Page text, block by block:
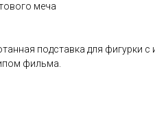
меча
подставка для фигурки
фильма.